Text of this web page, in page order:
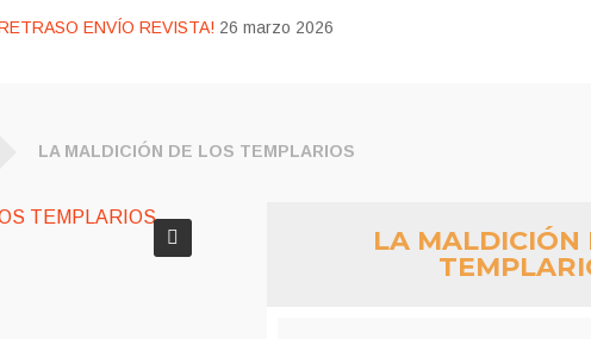
ENVÍO REVISTA! 26 marzo 2026
LA MALDICIÓN DE LOS TEMPLARIOS
LA MALDICIÓN